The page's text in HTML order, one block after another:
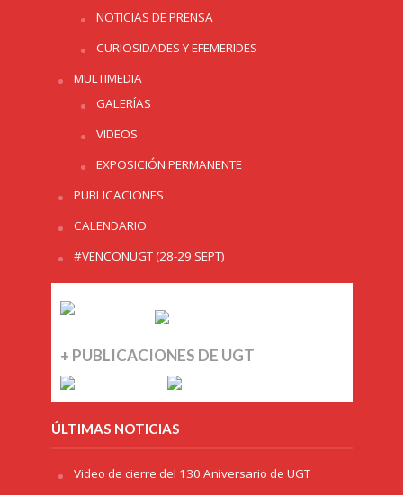
NOTICIAS DE PRENSA
CURIOSIDADES Y EFEMERIDES
MULTIMEDIA
GALERÍAS
VIDEOS
EXPOSICIÓN PERMANENTE
PUBLICACIONES
CALENDARIO
#VENCONUGT (28-29 SEPT)
+ PUBLICACIONES DE UGT
ÚLTIMAS NOTICIAS
Video de cierre del 130 Aniversario de UGT